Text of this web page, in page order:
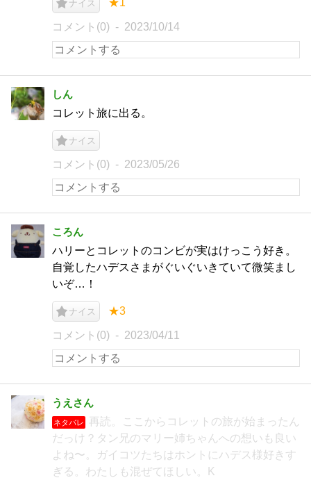
ナイス ★1
コメント(0) 2023/10/14
しん
コレット旅に出る。
ナイス
コメント(0) 2023/05/26
ころん
ハリーとコレットのコンビが実はけっこう好き。
自覚したハデスさまがぐいぐいきていて微笑まし
いぞ…！
ナイス ★3
コメント(0) 2023/04/11
うえさん
ネタバレ
再読。ここからコレットの旅が始まったん
だっけ？タン兄のマリー姉ちゃんへの想いも良い
よね〜。ガイコツたちはホントにハデス様好きす
ぎる。わたしも混ぜてほしい。K